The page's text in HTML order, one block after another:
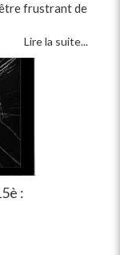
frustrant de
Lire la suite...
: